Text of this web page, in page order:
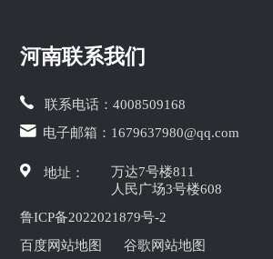
河南联系我们
联系电话：4008509168
电子邮箱： 1679637980@qq.com
地址：
万达7号楼811
人民广场3号楼608
鲁ICP备2022021879号-2
百度网站地图
谷歌网站地图